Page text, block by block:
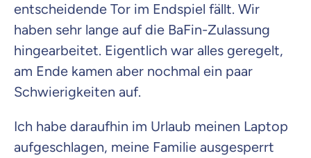
entscheidende Tor im Endspiel fällt. Wir
haben sehr lange auf die BaFin-Zulassung
hingearbeitet. Eigentlich war alles geregelt,
am Ende kamen aber nochmal ein paar
Schwierigkeiten auf.
Ich habe daraufhin im Urlaub meinen Laptop
aufgeschlagen, meine Familie ausgesperrt